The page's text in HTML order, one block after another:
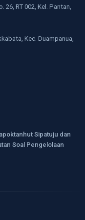
26, RT 002, Kel. Pantan,
Kec. Duampanua,
Sipatuju dan
Soal Pengelolaan